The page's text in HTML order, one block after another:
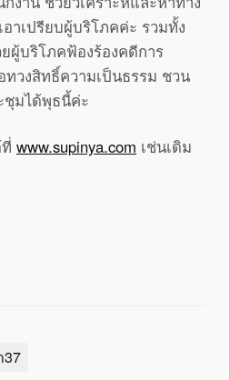
าเปรียบผู้บริโภคค่ะ รวมทั้ง
ผู้บริโภคฟ้องร้องคดีการ
ทวงสิทธิ์ความเป็นธรรม ชวน
ชุมได้พุธนี้ค่ะ
www.supinya.com เช่นเดิม
37